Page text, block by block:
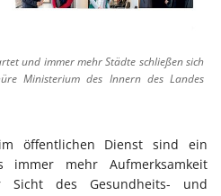
und immer mehr Städte schließen sich
Ministerium des Innern des Landes
öffentlichen Dienst sind ein
immer mehr Aufmerksamkeit
des Gesundheits- und